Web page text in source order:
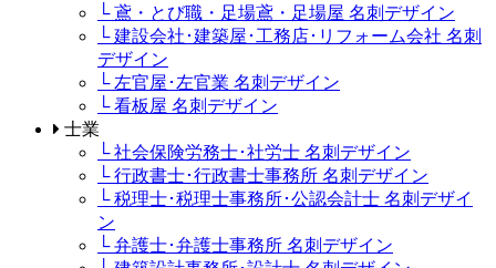
└ 鳶・とび職・足場鳶・足場屋 名刺デザイン
└ 建設会社･建築屋･工務店･リフォーム会社 名刺
デザイン
└ 左官屋･左官業 名刺デザイン
└ 看板屋 名刺デザイン
士業
└ 社会保険労務士･社労士 名刺デザイン
└ 行政書士･行政書士事務所 名刺デザイン
└ 税理士･税理士事務所･公認会計士 名刺デザイ
ン
└ 弁護士･弁護士事務所 名刺デザイン